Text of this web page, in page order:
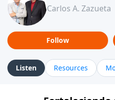
Carlos A. Zazueta
Follow
Listen Resources